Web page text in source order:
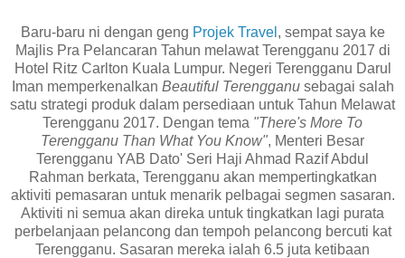
Baru-baru ni dengan geng Projek Travel , sempat saya ke
Majlis Pra Pelancaran Tahun melawat Terengganu 2017 di
Hotel Ritz Carlton Kuala Lumpur. Negeri Terengganu Darul
Iman memperkenalkan Beautiful Terengganusebagai salah
satu strategi produk dalam persediaan untuk Tahun Melawat
Terengganu 2017. Dengan tema "There's More To
Terengganu Than What You Know", Menteri Besar
Terengganu YAB Dato' Seri Haji Ahmad Razif Abdul
Rahman berkata, Terengganu akan mempertingkatkan
aktiviti pemasaran untuk menarik pelbagai segmen sasaran.
Aktiviti ni semua akan direka untuk tingkatkan lagi purata
perbelanjaan pelancong dan tempoh pelancong bercuti kat
Terengganu. Sasaran mereka ialah 6.5 juta ketibaan